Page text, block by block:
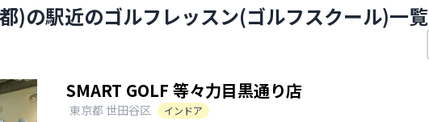
)の駅近のゴルフレッスン(ゴルフスクール)一覧
SMART GOLF 等々力目黒通り店
東京都 世田谷区
インドア